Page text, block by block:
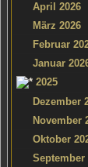
April 2026
März 2026
Februar
Januar
2025
Dezember
November
Oktober
September